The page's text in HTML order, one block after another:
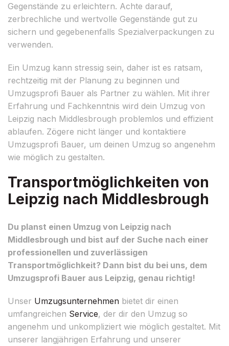
Gegenstände zu erleichtern. Achte darauf,
zerbrechliche und wertvolle Gegenstände gut zu
sichern und gegebenenfalls Spezialverpackungen zu
verwenden.
Ein Umzug kann stressig sein, daher ist es ratsam,
rechtzeitig mit der Planung zu beginnen und
Umzugsprofi Bauer als Partner zu wählen. Mit ihrer
Erfahrung und Fachkenntnis wird dein Umzug von
Leipzig nach Middlesbrough problemlos und effizient
ablaufen. Zögere nicht länger und kontaktiere
Umzugsprofi Bauer, um deinen Umzug so angenehm
wie möglich zu gestalten.
Transportmöglichkeiten von
Leipzig nach Middlesbrough
Du planst einen Umzug von Leipzig nach
Middlesbrough und bist auf der Suche nach einer
professionellen und zuverlässigen
Transportmöglichkeit? Dann bist du bei uns, dem
Umzugsprofi Bauer aus Leipzig, genau richtig!
Unser Umzugsunternehmen bietet dir einen
umfangreichen Service, der dir den Umzug so
angenehm und unkompliziert wie möglich gestaltet. Mit
unserer langjährigen Erfahrung und unserer